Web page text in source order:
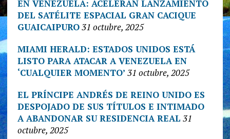
EN VENEZUELA: ACELERAN LANZAMIENTO
DEL SATÉLITE ESPACIAL GRAN CACIQUE
GUAICAIPURO31 octubre, 2025
MIAMI HERALD: ESTADOS UNIDOS ESTÁ
LISTO PARA ATACAR A VENEZUELA EN
‘CUALQUIER MOMENTO’ 31 octubre, 2025
EL PRÍNCIPE ANDRÉS DE REINO UNIDO ES
DESPOJADO DE SUS TÍTULOS E INTIMADO
A ABANDONAR SU RESIDENCIA REAL 31
octubre, 2025